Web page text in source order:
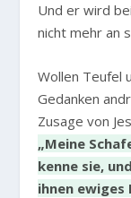
Und er wird
nicht mehr an
Wollen Teufel
Gedanken
Zusage von
„Meine
kenne sie,
ihnen ewiges